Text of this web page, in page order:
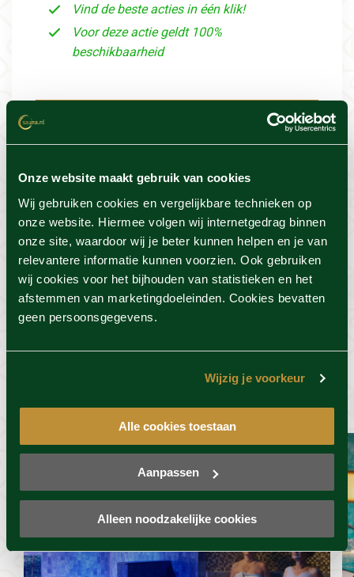
Onze website maakt gebruik van cookies
Wij gebruiken cookies en vergelijkbare technieken op
onze website. Hiermee volgen wij internetgedrag binnen
onze site, waardoor wij je beter kunnen helpen en je van
relevantere informatie kunnen voorzien. Ook gebruiken
wij cookies voor het bijhouden van statistieken en het
afstemmen van marketingdoeleinden. Cookies bevatten
geen persoonsgegevens.
Wijzig je voorkeur
Alle cookies toestaan
Aanpassen
Alleen noodzakelijke cookies
Vind de beste acties in één klik!
Voor deze actie geldt 100%
beschikbaarheid
Locatie
Voorwaarden
Dit vind je misschien ook
wel leuk